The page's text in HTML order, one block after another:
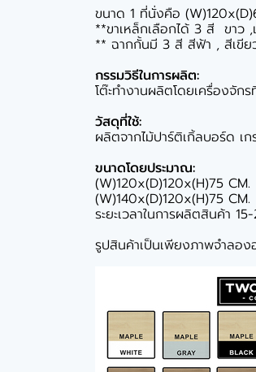
ขนาด 1 ที่นั่งคือ
**ขาเหล็กเลือกได้ 3 สี ขาว ,
** ฉากกั้นมี 3 สี สีฟ้า , สีเขีย
กรรมวิธีในการผลิต:
โต๊ะทำงานผลิตโดยเครื่องจัก
วัสดุที่ใช้:
ผลิตจากไม้ปาร์ติเกิ้ลบอร์ด
ขนาดโดยประมาณ:
(W)120x(D)120x(H)75 CM.
(W)140x(D)120x(H)75 CM.
ระยะเวลาในการผลิตสินค้า
รูปสินค้าเป็นเพียงภาพจำลอ